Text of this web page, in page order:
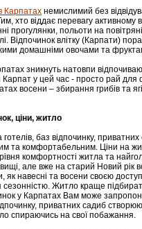
Карпатах немислимий без
хто віддає перевагу
прогулянки, польоти на
Відпочинок влітку (Карпати)
домашніми овочами та
зникнуть натовпи
Карпат у цей час - просто рай
восени – збирання грибів та
ціни, житло
баз відпочинку,
та комфортабельним. Ціни на
комфортності житла та
але вже на старий Новий рік
як навесні та восени своєю
сезонністю. Житло краще
у Карпатах Вам може
приватних садиб
спираючись на свої побажання.